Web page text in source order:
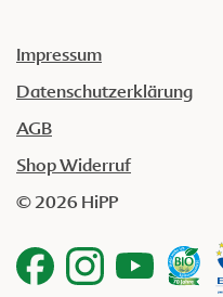
Impressum
Datenschutzerklärung
AGB
Shop Widerruf
© 2026 HiPP